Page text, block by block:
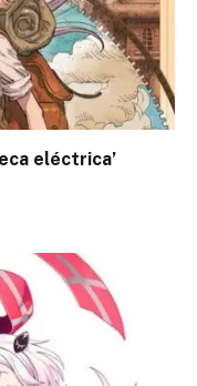
eléctrica’